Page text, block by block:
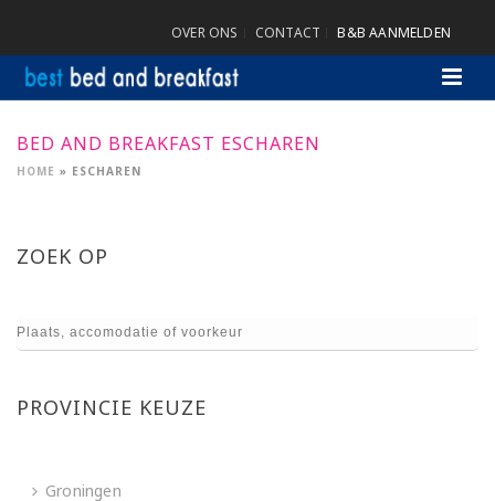
OVER ONS CONTACT B&B AANMELDEN
BED AND BREAKFAST ESCHAREN
HOME » ESCHAREN
ZOEK OP
PROVINCIE KEUZE
Groningen